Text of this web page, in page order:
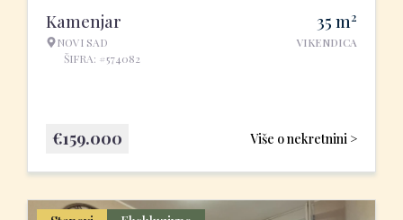
Kamenjar
NOVI SAD
ŠIFRA: #574082
35 m2
VIKENDICA
Više o nekretnini >
€159.000